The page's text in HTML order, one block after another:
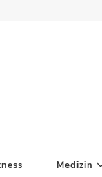
Medizin